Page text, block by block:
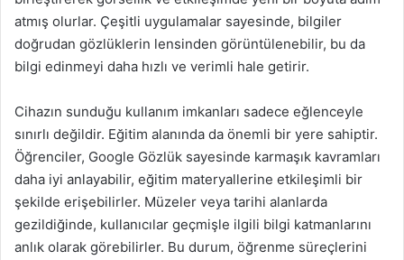
atmış olurlar. Çeşitli uygulamalar sayesinde, bilgiler
doğrudan gözlüklerin lensinden görüntülenebilir, bu da
bilgi edinmeyi daha hızlı ve verimli hale getirir.
Cihazın sunduğu kullanım imkanları sadece eğlenceyle
sınırlı değildir. Eğitim alanında da önemli bir yere sahiptir.
Öğrenciler, Google Gözlük sayesinde karmaşık kavramları
daha iyi anlayabilir, eğitim materyallerine etkileşimli bir
şekilde erişebilirler. Müzeler veya tarihi alanlarda
gezildiğinde, kullanıcılar geçmişle ilgili bilgi katmanlarını
anlık olarak görebilirler. Bu durum, öğrenme süreçlerini